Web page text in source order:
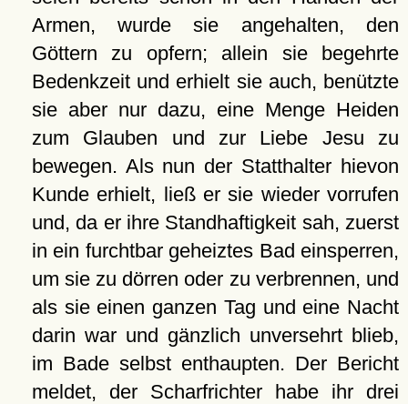
Armen, wurde sie angehalten, den
Göttern zu opfern; allein sie begehrte
Bedenkzeit und erhielt sie auch, benützte
sie aber nur dazu, eine Menge Heiden
zum Glauben und zur Liebe Jesu zu
bewegen. Als nun der Statthalter hievon
Kunde erhielt, ließ er sie wieder vorrufen
und, da er ihre Standhaftigkeit sah, zuerst
in ein furchtbar geheiztes Bad einsperren,
um sie zu dörren oder zu verbrennen, und
als sie einen ganzen Tag und eine Nacht
darin war und gänzlich unversehrt blieb,
im Bade selbst enthaupten. Der Bericht
meldet, der Scharfrichter habe ihr drei